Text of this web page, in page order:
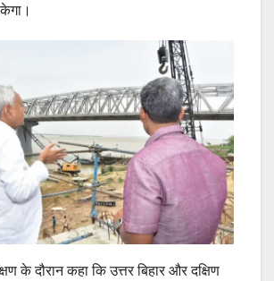
के दौरान कहा कि उत्तर बिहार और दक्षिण